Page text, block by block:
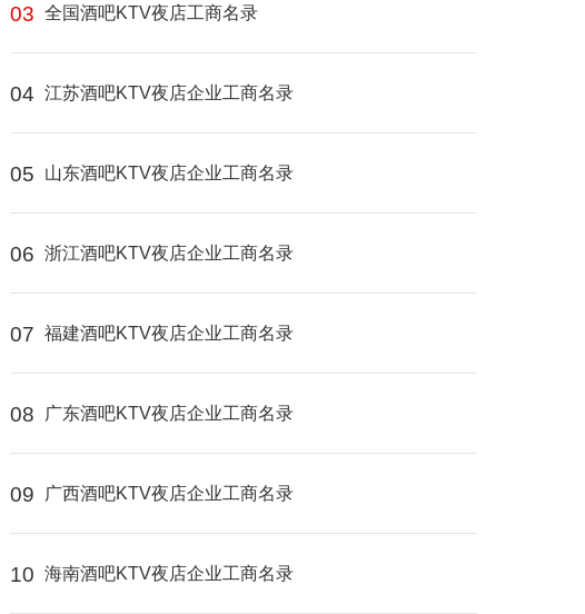
03 全国酒吧KTV夜店工商名录
04 江苏酒吧KTV夜店企业工商名录
05 山东酒吧KTV夜店企业工商名录
06 浙江酒吧KTV夜店企业工商名录
07 福建酒吧KTV夜店企业工商名录
08 广东酒吧KTV夜店企业工商名录
09 广西酒吧KTV夜店企业工商名录
10 海南酒吧KTV夜店企业工商名录